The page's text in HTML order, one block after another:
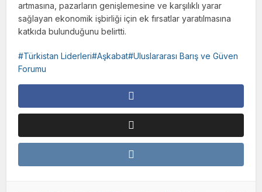
artmasına, pazarların genişlemesine ve karşılıklı yarar
sağlayan ekonomik işbirliği için ek fırsatlar yaratılmasına
katkıda bulunduğunu belirtti.
Türkistan Liderleri#Aşkabat#Uluslararası Barış ve Güven
Forumu